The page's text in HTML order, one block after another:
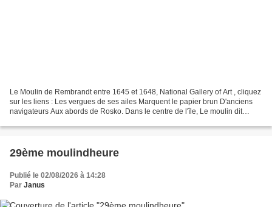
Le Moulin de Rembrandt entre 1645 et 1648, National Gallery of Art , cliquez
sur les liens : Les vergues de ses ailes Marquent le papier brun D'anciens
navigateurs Aux abords de Rosko. Dans le centre de l'île, Le moulin dit
29ème moulindheure
Publié le 02/08/2026 à 14:28
Par Janus